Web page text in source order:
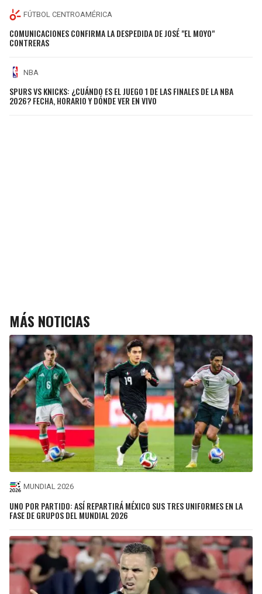
FÚTBOL CENTROAMÉRICA
COMUNICACIONES CONFIRMA LA DESPEDIDA DE JOSÉ "EL MOYO"
CONTRERAS
NBA
SPURS VS KNICKS: ¿CUÁNDO ES EL JUEGO 1 DE LAS FINALES DE LA NBA
2026? FECHA, HORARIO Y DÓNDE VER EN VIVO
MÁS NOTICIAS
MUNDIAL 2026
UNO POR PARTIDO: ASÍ REPARTIRÁ MÉXICO SUS TRES UNIFORMES EN LA
FASE DE GRUPOS DEL MUNDIAL 2026